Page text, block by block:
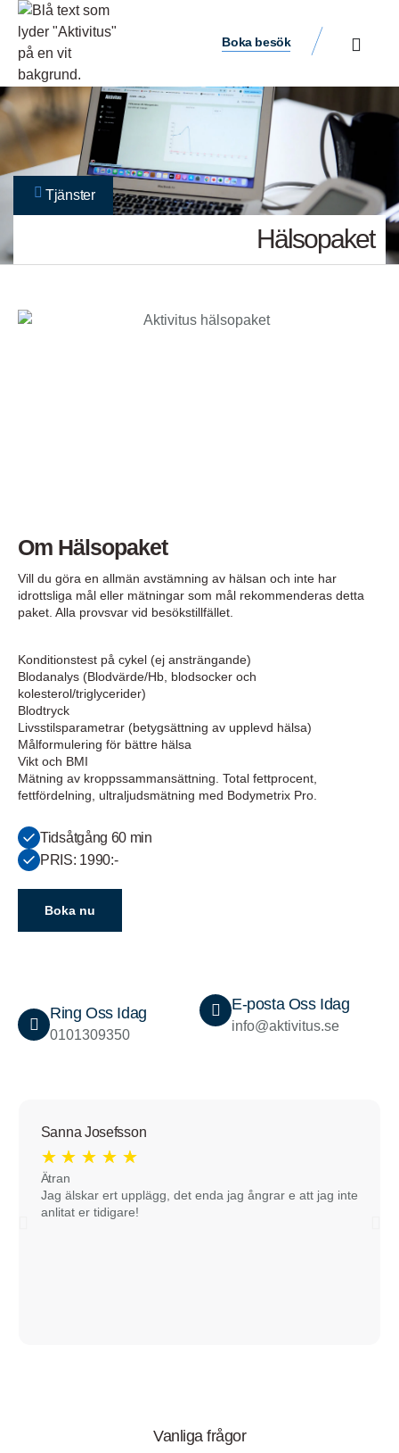
Boka besök
Tjänster
Hälsopaket
Om Hälsopaket
Vill du göra en allmän avstämning av hälsan och inte har
idrottsliga mål eller mätningar som mål rekommenderas detta
paket. Alla provsvar vid besökstillfället.
Konditionstest på cykel (ej ansträngande)
Blodanalys (Blodvärde/Hb, blodsocker och
kolesterol/triglycerider)
Blodtryck
Livsstilsparametrar (betygsättning av upplevd hälsa)
Målformulering för bättre hälsa
Vikt och BMI
Mätning av kroppssammansättning. Total fettprocent,
fettfördelning, ultraljudsmätning med Bodymetrix Pro.
Tidsåtgång 60 min
PRIS: 1990:-
Boka nu
Ring Oss Idag
0101309350
E-posta Oss Idag
info@aktivitus.se
Sanna Josefsson
★ ★ ★ ★ ★
Ätran
Jag älskar ert upplägg, det enda jag ångrar e att jag inte
anlitat er tidigare!
Vanliga frågor